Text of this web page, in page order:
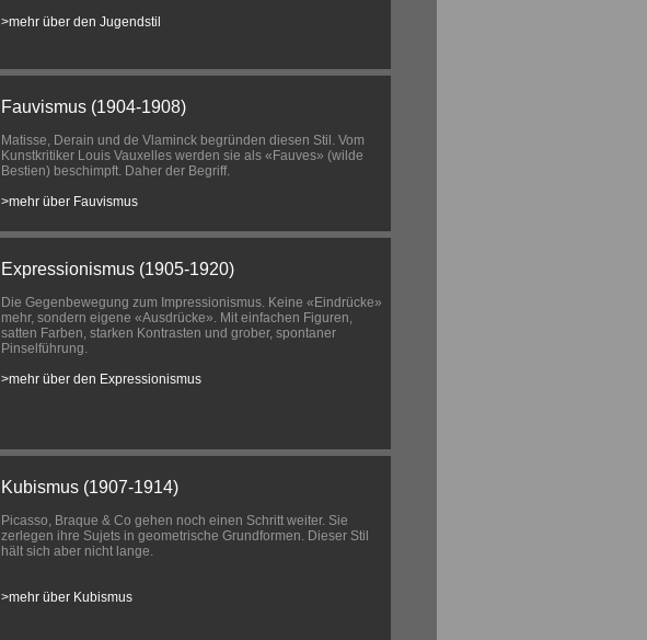
>mehr über den Jugendstil
Fauvismus (1904-1908)
Matisse, Derain und de Vlaminck begründen diesen Stil. Vom
Kunstkritiker Louis Vauxelles werden sie als «Fauves» (wilde
Bestien) beschimpft. Daher der Begriff.
>mehr über Fauvismus
Expressionismus (1905-1920)
Die Gegenbewegung zum Impressionismus. Keine «Eindrücke»
mehr, sondern eigene «Ausdrücke». Mit einfachen Figuren,
satten Farben, starken Kontrasten und grober, spontaner
Pinselführung.
>mehr über den Expressionismus
Kubismus (1907-1914)
Picasso, Braque & Co gehen noch einen Schritt weiter. Sie
zerlegen ihre Sujets in geometrische Grundformen. Dieser Stil
hält sich aber nicht lange.
>mehr über Kubismus